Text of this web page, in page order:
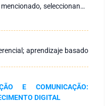
seleccionando
y los desafíos asociados
consistió en el análisis
centrándose en los
de aprendizaje y las
mediante la guía
que, si bien estos juegos
la toma de decisiones y la
desafíos en cuanto a la
aprendizaje basado
E COMUNICAÇÃO:
DIGITAL